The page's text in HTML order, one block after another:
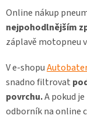
Online nákup
nejpohodlnějším
záplavě motopneu
V e-shopu
snadno filtrovat
povrchu.A pokud
odborník na online